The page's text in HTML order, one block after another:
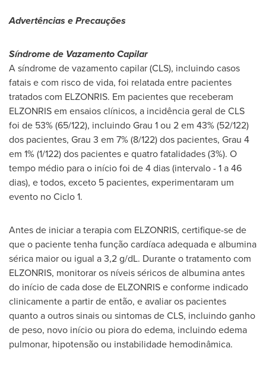
Advertências e Precauções
Síndrome de Vazamento Capilar
A síndrome de vazamento capilar (CLS), incluindo casos
fatais e com risco de vida, foi relatada entre pacientes
tratados com ELZONRIS. Em pacientes que receberam
ELZONRIS em ensaios clínicos, a incidência geral de CLS
foi de 53% (65/122), incluindo Grau 1 ou 2 em 43% (52/122)
dos pacientes, Grau 3 em 7% (8/122) dos pacientes, Grau 4
em 1% (1/122) dos pacientes e quatro fatalidades (3%). O
tempo médio para o início foi de 4 dias (intervalo - 1 a 46
dias), e todos, exceto 5 pacientes, experimentaram um
evento no Ciclo 1.
Antes de iniciar a terapia com ELZONRIS, certifique-se de
que o paciente tenha função cardíaca adequada e albumina
sérica maior ou igual a 3,2 g/dL. Durante o tratamento com
ELZONRIS, monitorar os níveis séricos de albumina antes
do início de cada dose de ELZONRIS e conforme indicado
clinicamente a partir de então, e avaliar os pacientes
quanto a outros sinais ou sintomas de CLS, incluindo ganho
de peso, novo início ou piora do edema, incluindo edema
pulmonar, hipotensão ou instabilidade hemodinâmica.